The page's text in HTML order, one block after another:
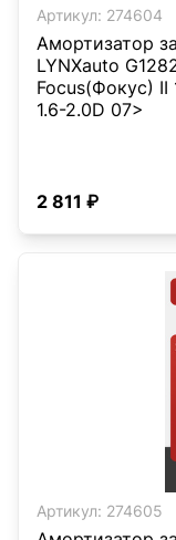
Артикул: 274604
Амортизатор
LYNXauto
Focus(Фокус)
1.6-2.0D 07>
2 811 ₽
Артикул: 274605